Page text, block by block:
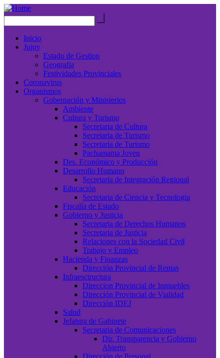
Inicio
Jujuy
Estado de Gestion
Geografia
Festividades Provinciales
Coronavirus
Organismos
Gobernación y Ministerios
Ambiente
Cultura y Turismo
Secretaria de Cultura
Secretaria de Turismo
Secretaria de Turismo
Pachamama Joven
Des. Económico y Producción
Desarrollo Humano
Secretaria de Integración Regional
Educación
Secretaria de Ciencia y Tecnologia
Fiscalía de Estado
Gobierno y Justicia
Secretaria de Derechos Humanos
Secretaria de Justicia
Relaciones con la Sociedad Civil
Trabajo y Empleo
Hacienda y Finanzas
Dirección Provincial de Rentas
Infraesctructura
Direccion Provincial de Inmuebles
Dirección Provincial de Vialidad
Dirección IDEJ
Salud
Jefatura de Gabinete
Secretaria de Comunicaciones
Dir. Transparencia y Gobierno
Abierto
Dirección de Personal